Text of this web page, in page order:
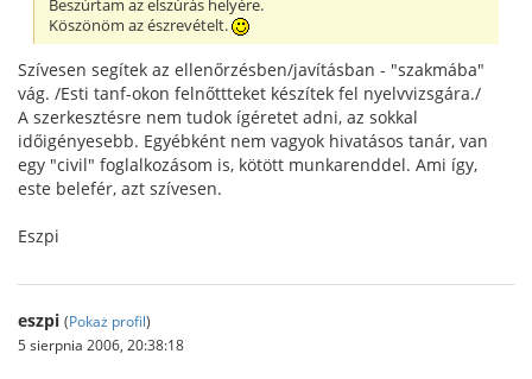
Beszúrtam az elszúrás helyére.
Köszönöm az észrevételt.
Szívesen segítek az ellenőrzésben/javításban - "szakmába"
vág. /Esti tanf-okon felnőttteket készítek fel nyelvvizsgára./
A szerkesztésre nem tudok ígéretet adni, az sokkal
időigényesebb. Egyébként nem vagyok hivatásos tanár, van
egy "civil" foglalkozásom is, kötött munkarenddel. Ami így,
este belefér, azt szívesen.
Eszpi
eszpi (Pokaż profil)
5 sierpnia 2006, 20:38:18